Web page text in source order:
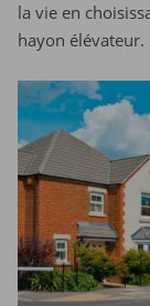
la vie en
hayon élévateur.